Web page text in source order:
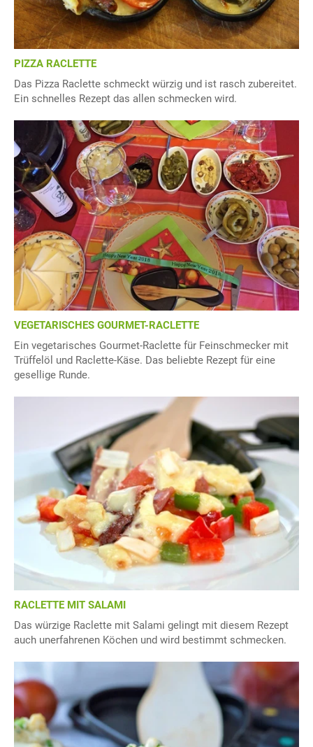
PIZZA RACLETTE
Das Pizza Raclette schmeckt würzig und ist rasch zubereitet.
Ein schnelles Rezept das allen schmecken wird.
VEGETARISCHES GOURMET-RACLETTE
Ein vegetarisches Gourmet-Raclette für Feinschmecker mit
Trüffelöl und Raclette-Käse. Das beliebte Rezept für eine
gesellige Runde.
RACLETTE MIT SALAMI
Das würzige Raclette mit Salami gelingt mit diesem Rezept
auch unerfahrenen Köchen und wird bestimmt schmecken.